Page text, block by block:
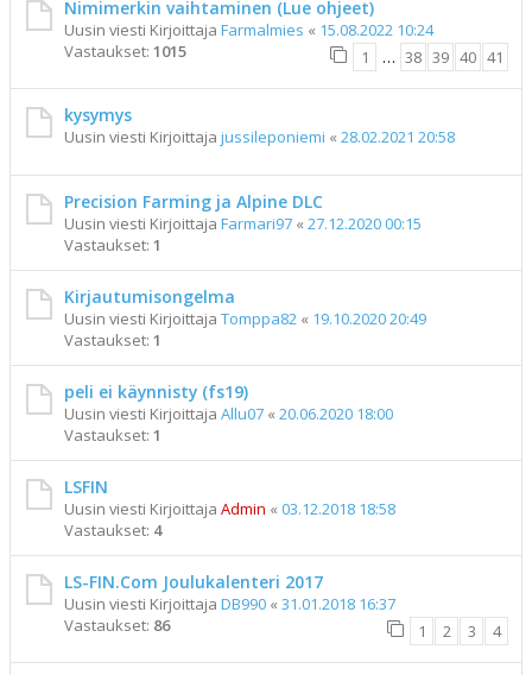
Nimimerkin vaihtaminen (Lue ohjeet)
Uusin viesti Kirjoittaja Farmalmies « 15.08.2022 10:24
Vastaukset: 1015 1 … 38 39 40 41
kysymys
Uusin viesti Kirjoittaja jussileponiemi « 28.02.2021 20:58
Precision Farming ja Alpine DLC
Uusin viesti Kirjoittaja Farmari97 « 27.12.2020 00:15
Vastaukset: 1
Kirjautumisongelma
Uusin viesti Kirjoittaja Tomppa82 « 19.10.2020 20:49
Vastaukset: 1
peli ei käynnisty (fs19)
Uusin viesti Kirjoittaja Allu07 « 20.06.2020 18:00
Vastaukset: 1
LSFIN
Uusin viesti Kirjoittaja Admin « 03.12.2018 18:58
Vastaukset: 4
LS-FIN.Com Joulukalenteri 2017
Uusin viesti Kirjoittaja DB990 « 31.01.2018 16:37
Vastaukset: 86 1 2 3 4